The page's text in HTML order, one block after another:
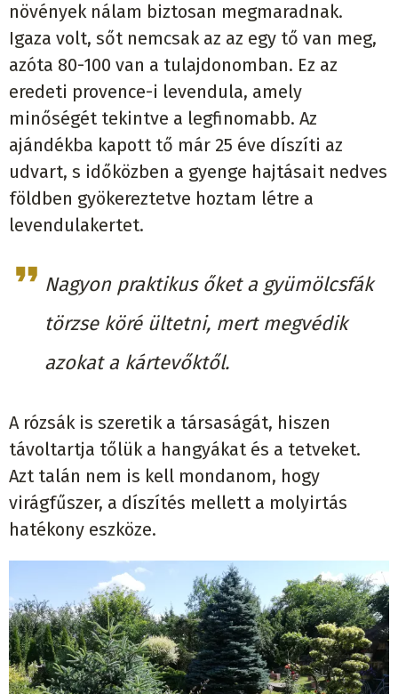
növények nálam biztosan megmaradnak.
Igaza volt, sőt nemcsak az az egy tő van meg,
azóta 80-100 van a tulajdonomban. Ez az
eredeti provence-i levendula, amely
minőségét tekintve a legfinomabb. Az
ajándékba kapott tő már 25 éve díszíti az
udvart, s időközben a gyenge hajtásait nedves
földben gyökereztetve hoztam létre a
levendulakertet.
Nagyon praktikus őket a gyümölcsfák
törzse köré ültetni, mert megvédik
azokat a kártevőktől.
A rózsák is szeretik a társaságát, hiszen
távoltartja tőlük a hangyákat és a tetveket.
Azt talán nem is kell mondanom, hogy
virágfűszer, a díszítés mellett a molyirtás
hatékony eszköze.